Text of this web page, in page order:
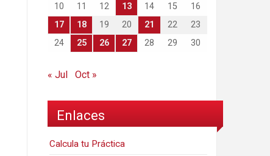
10
11 12 13 14 15
16
17
18 19 20 21 22
23
24
25 26 27 28 29 30
« Jul Oct »
Enlaces
Calcula tu Práctica